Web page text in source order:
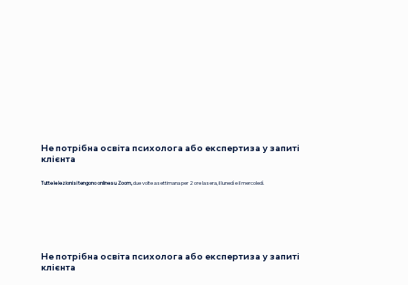
Не потрібна освіта психолога або експертиза у запиті
клієнта
Tutte le lezioni si tengono online su Zoom,due volte a settimana per 2 ore la sera, il lunedì e il mercoledì.
Не потрібна освіта психолога або експертиза у запиті
клієнта